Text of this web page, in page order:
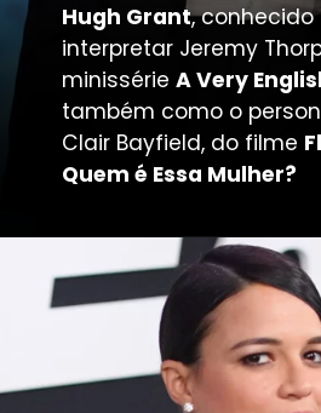
Hugh Grant, conhecido
interpretar Jeremy
minissérieA Very
também como o
Clair Bayfield, do filme
Quem é Essa Mulher?